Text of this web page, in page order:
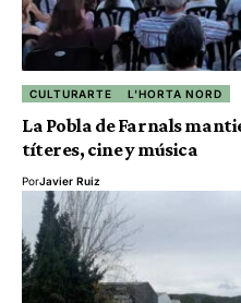
CULTURARTE L'HORTA NORD
La Pobla de Farnals
títeres, cine y música
PorJavier Ruiz